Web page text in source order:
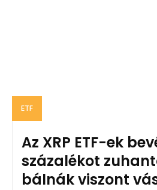
ETF
Az XRP ETF-ek
százalékot
bálnák viszont